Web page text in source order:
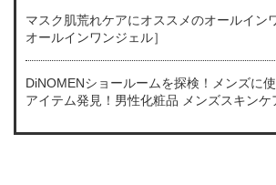
マスク肌荒れケアにオススメのオールイン
オールインワンジェル］
DiNOMENショールームを探検！メンズに
アイテム発見！男性化粧品 メンズスキンケ